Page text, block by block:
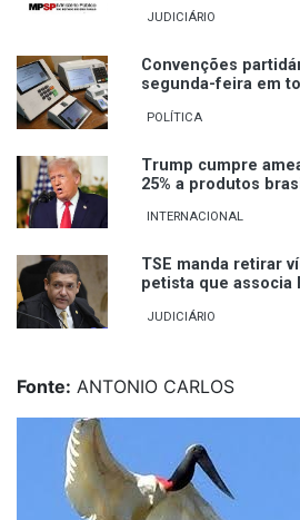
JUDICIÁRIO
Convenções
segunda-feira em
POLÍTICA
Trump cumpre
25% a produtos
INTERNACIONAL
TSE manda retirar
petista que associa
JUDICIÁRIO
Fonte: ANTONIO CARLOS